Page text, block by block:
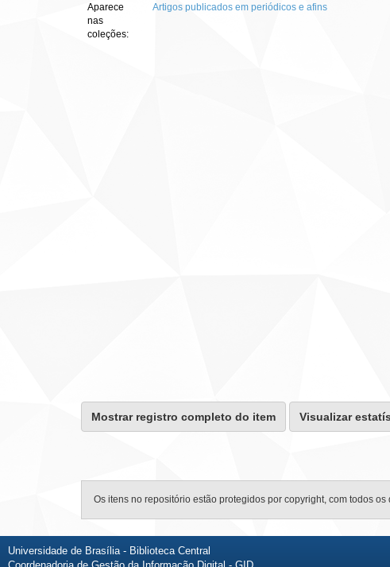
Aparece
nas
coleções:
Artigos publicados em periódicos e afins
Mostrar registro completo do item Visualizar
Os itens no repositório estão protegidos por copyright, com todos
Universidade de Brasília - Biblioteca Central